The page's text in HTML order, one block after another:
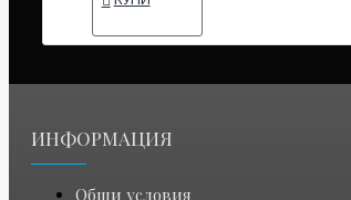
ИНФОРМАЦИЯ
Общи условия